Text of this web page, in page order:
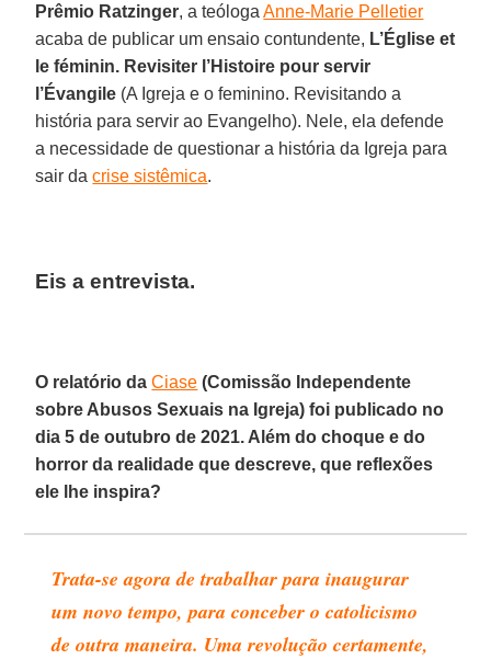
Prêmio Ratzinger, a teólogaAnne-Marie Pelletier
acaba de publicar um ensaio contundente, L’Église et
le féminin. Revisiter l’Histoire pour servir
l’Évangile (A Igreja e o feminino. Revisitando a
história para servir ao Evangelho). Nele, ela defende
a necessidade de questionar a história da Igreja para
sair dacrise sistêmica.
Eis a entrevista.
O relatório daCiase (Comissão Independente
sobre Abusos Sexuais na Igreja) foi publicado no
dia 5 de outubro de 2021. Além do choque e do
horror da realidade que descreve, que reflexões
ele lhe inspira?
Trata-se agora de trabalhar para inaugurar
um novo tempo, para conceber o catolicismo
de outra maneira. Uma revolução certamente,